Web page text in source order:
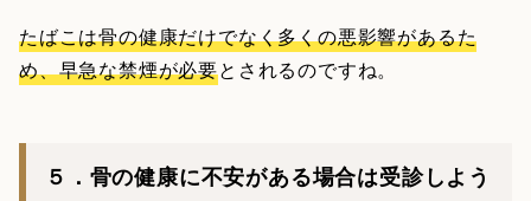
たばこは骨の健康だけでなく多くの悪影響があるた
め、早急な禁煙が必要とされるのですね。
５．骨の健康に不安がある場合は受診しよう